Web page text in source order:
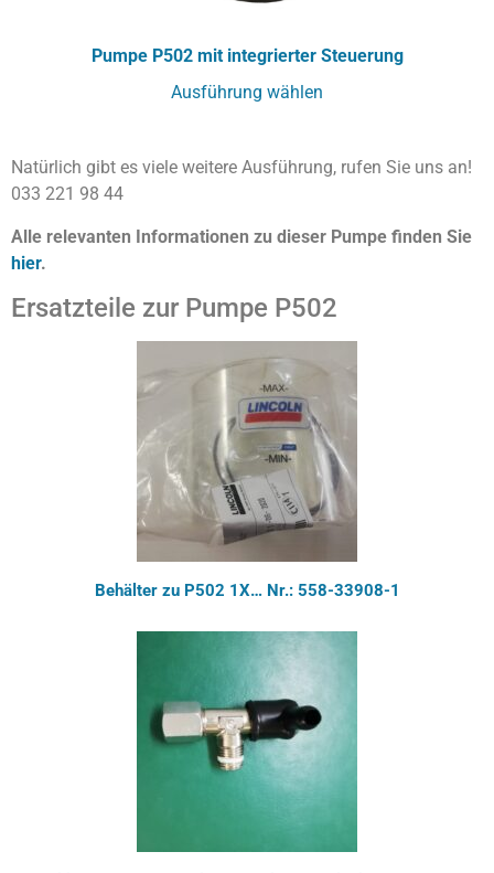
Pumpe P502 mit integrierter Steuerung
Ausführung wählen
Natürlich gibt es viele weitere Ausführung, rufen Sie uns an!
033 221 98 44
Alle relevanten Informationen zu dieser Pumpe finden Sie
hier.
Ersatzteile zur Pumpe P502
Behälter zu P502 1X… Nr.: 558-33908-1